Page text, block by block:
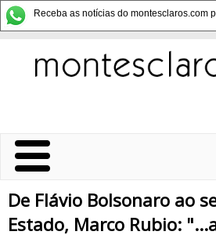
Receba as notícias do montesclaros.com
De Flávio Bolsonaro ao
Estado, Marco Rubio: